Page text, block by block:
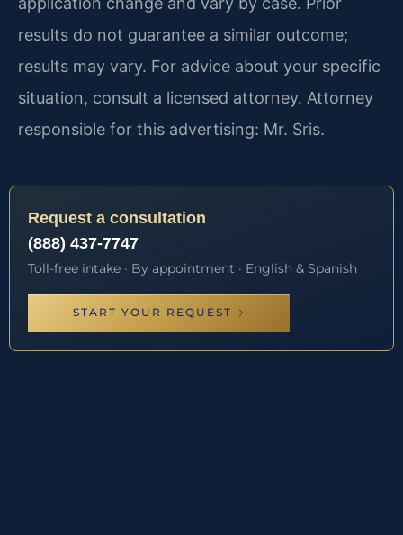
results do not guarantee a similar outcome;
results may vary. For advice about your specific
situation, consult a licensed attorney. Attorney
responsible for this advertising: Mr. Sris.
Request a consultation
(888) 437-7747
Toll-free intake · By appointment · English & Spanish
START YOUR REQUEST